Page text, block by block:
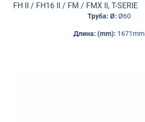
FH II / FH16 II / FM / FMX II , T-SERIE
Труба: Ø: Ø60
Длина: (mm): 1671mm